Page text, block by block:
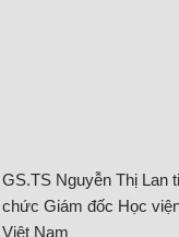
GS.TS Nguyễn Thị Lan
chức Giám đốc Học
Việt Nam